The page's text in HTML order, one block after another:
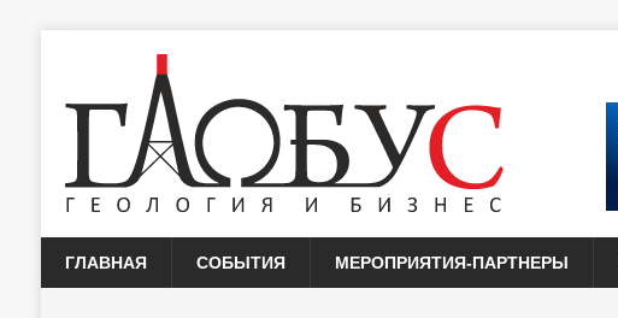
ГЛАВНАЯ СОБЫТИЯ МЕРОПРИЯТИЯ-ПАРТНЕРЫ